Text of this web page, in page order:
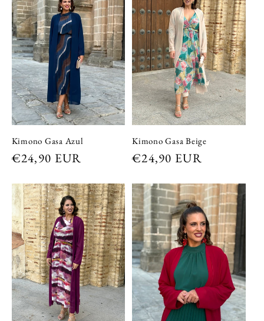
Kimono Gasa Azul
Precio
€24,90 EUR
Kimono Gasa Beige
Precio
€24,90 EUR